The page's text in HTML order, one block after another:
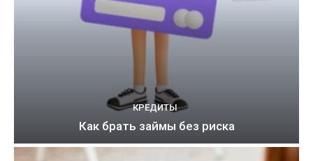
КРЕДИТЫ
Как брать займы без риска